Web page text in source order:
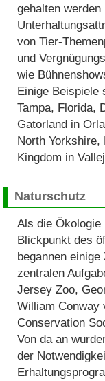
gehalten
von Tier-
und
wie
Einige Beispiele
Tampa, Florida,
Gatorland in
North
Kingdom in
Naturschutz
Als die Ökologie
Blickpunkt des
begannen
zentralen
Jersey Zoo,
William Conway
Conservation
Von da an
der